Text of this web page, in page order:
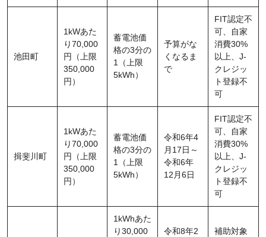
池田町
1kWあた
り70,000
円（上限
350,000
円）
蓄電池価
格の3分の
1（上限
5kWh）
予算がな
くなるま
で
FIT認定不
可、自家
消費30%
以上、J-
クレジッ
ト登録不
可
揖斐川町
1kWあた
り70,000
円（上限
350,000
円）
蓄電池価
格の3分の
1（上限
5kWh）
令和6年4
月17日～
令和6年
12月6日
FIT認定不
可、自家
消費30%
以上、J-
クレジッ
ト登録不
可
1kWhあた
り30,000
令和8年2
補助対象